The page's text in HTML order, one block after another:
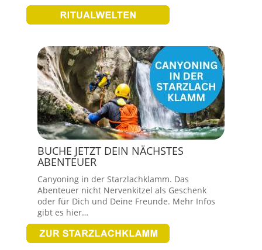
BUCHE JETZT DEIN NÄCHSTES
ABENTEUER
Canyoning in der Starzlachklamm. Das
Abenteuer nicht Nervenkitzel als Geschenk
oder für Dich und Deine Freunde. Mehr Infos
gibt es hier…